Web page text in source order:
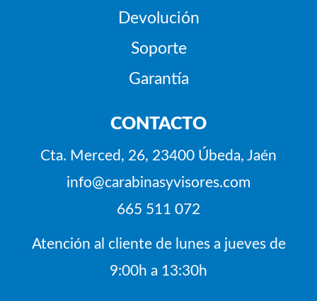
Devolución
Soporte
Garantía
CONTACTO
Cta. Merced, 26, 23400 Úbeda, Jaén
info@carabinasyvisores.com
665 511 072
Atención al cliente de lunes a jueves de
9:00h a 13:30h